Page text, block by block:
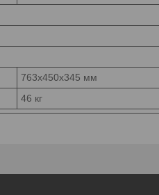
763x450x345 мм
46 кг